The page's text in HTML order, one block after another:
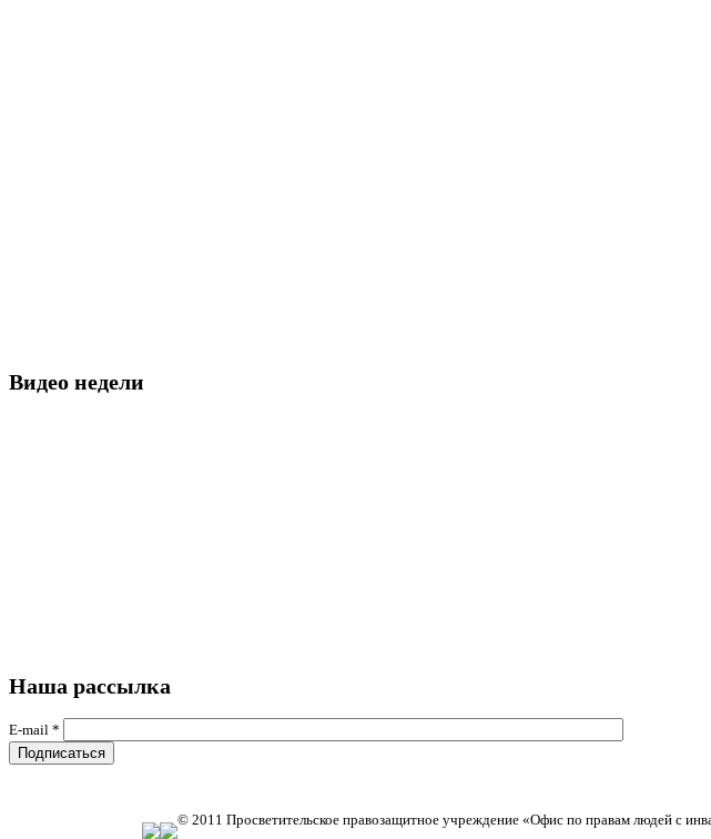
Видео недели
Наша рассылка
E-mail *
© 2011 Просветительское правозащитное учреждение «Офис по правам людей с